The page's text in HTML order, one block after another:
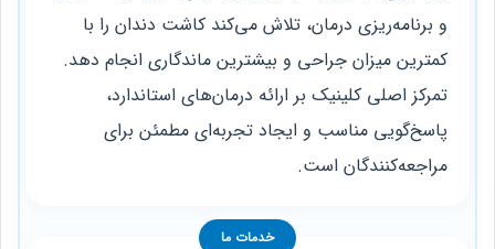
و برنامه‌ریزی درمان، تلاش می‌کند کاشت دندان را با
کمترین میزان جراحی و بیشترین ماندگاری انجام دهد.
تمرکز اصلی کلینیک بر ارائه درمان‌های استاندارد،
پاسخ‌گویی مناسب و ایجاد تجربه‌ای مطمئن برای
مراجعه‌کنندگان است.
خدمات ما